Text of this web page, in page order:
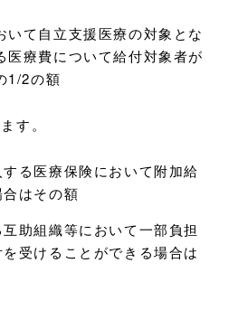
いて自立支援医療の対象とな
医療費について給付対象者が
1/2の額
す。
る医療保険において附加給
はその額
助組織等において一部負担
受けることができる場合は